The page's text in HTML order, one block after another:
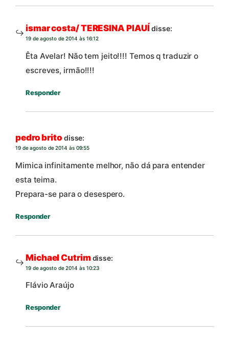
ismar costa/ TERESINA PIAUÍdisse:
19 de agosto de 2014 às 16:12
Êta Avelar! Não tem jeito!!!! Temos q traduzir o
escreves, irmão!!!!
Responder
pedro brito disse:
19 de agosto de 2014 às 09:55
Mimica infinitamente melhor, não dá para entender
esta teima.
Prepara-se para o desespero.
Responder
Michael Cutrimdisse:
19 de agosto de 2014 às 10:23
Flávio Araújo
Responder